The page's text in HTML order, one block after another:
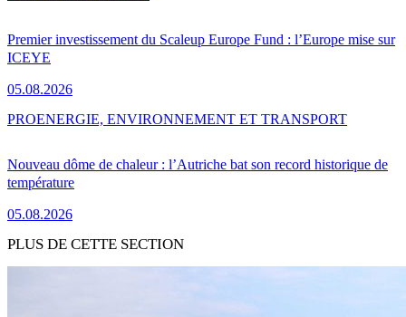
Premier investissement du Scaleup Europe Fund : l’Europe mise sur
ICEYE
05.08.2026
Nouveau dôme de chaleur : l’Autriche bat son record historique de
température
05.08.2026
PROENERGIE, ENVIRONNEMENT ET TRANSPORT
PLUS DE CETTE SECTION